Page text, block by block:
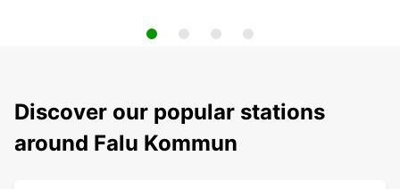
Discover our popular stations
around Falu Kommun